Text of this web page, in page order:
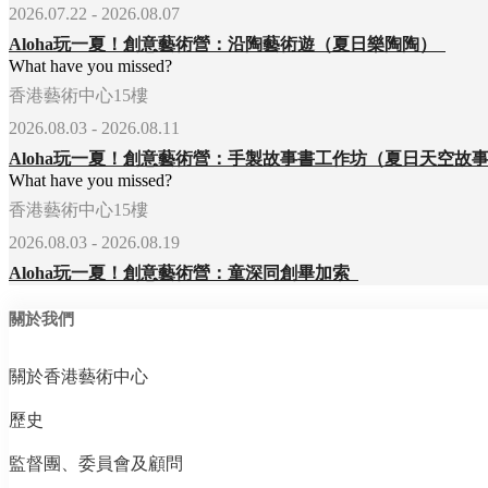
2026.07.22 - 2026.08.07
What have you missed?
香港藝術中心15樓
2026.08.03 - 2026.08.11
What have you missed?
香港藝術中心15樓
2026.08.03 - 2026.08.19
Aloha玩一夏！創意藝術營：童深同創畢加索
關於我們
關於香港藝術中心
歷史
監督團、委員會及顧問